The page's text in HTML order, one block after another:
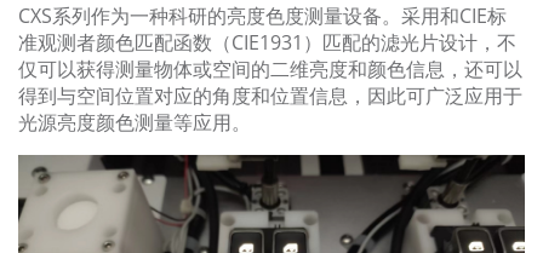
CXS系列作为一种科研的亮度色度测量设备。采用和CIE标
准观测者颜色匹配函数（CIE1931）匹配的滤光片设计，不
仅可以获得测量物体或空间的二维亮度和颜色信息，还可以
得到与空间位置对应的角度和位置信息，因此可广泛应用于
光源亮度颜色测量等应用。